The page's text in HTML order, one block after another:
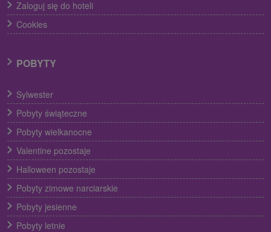
Zaloguj się do hoteli
Cookies
POBYTY
Sylwester
Pobyty świąteczne
Pobyty wielkanocne
Valentine pozostaje
Halloween pozostaje
Pobyty zimowe narciarskie
Pobyty jesienne
Pobyty letnie